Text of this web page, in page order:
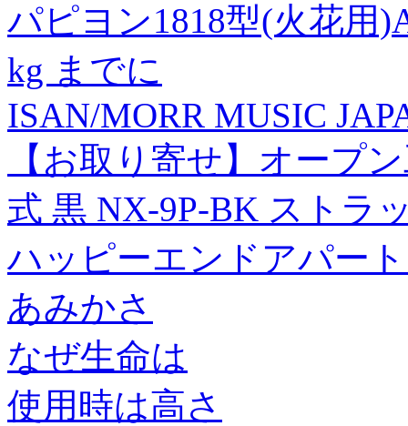
パピヨン1818型(火花用
kg までに
ISAN/MORR MUSIC
【お取り寄せ】オープ
式 黒 NX-9P-BK ストラ
ハッピーエンドアパー
あみかさ
なぜ生命は
使用時は高さ